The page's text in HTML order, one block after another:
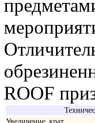
ROОF
Увеличение, крат